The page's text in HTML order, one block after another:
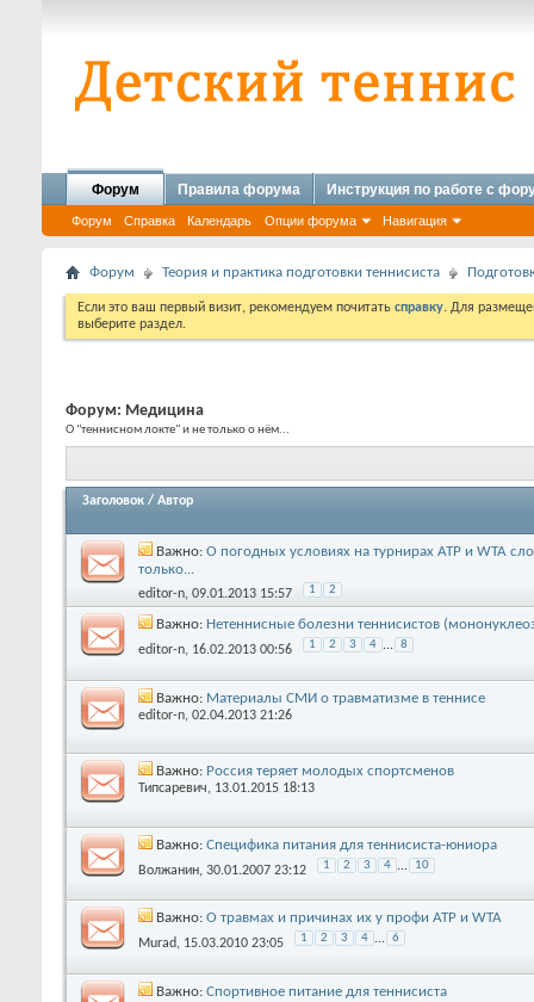
Форум
Форум Справка Календарь Опции форума Навигация
Правила форума Инструкция по работе с
Форум Теория и практика подготовки теннисиста
Если это ваш первый визит, рекомендуем почитать справку. Для
выберите раздел.
Форум: Медицина
О "теннисном локте" и не только о нём...
Заголовок / Автор
Важно: О погодных условиях на турнирах АТР и WTA
только...
editor-n, 09.01.2013 15:57 1 2
Важно: Нетеннисные болезни теннисистов
editor-n, 16.02.2013 00:56 1 2 3 4 ... 8
Важно: Материалы СМИ о травматизме в теннисе
editor-n, 02.04.2013 21:26
Важно: Россия теряет молодых спортсменов
Типсаревич, 13.01.2015 18:13
Важно: Специфика питания для теннисиста-юниора
Волжанин, 30.01.2007 23:12 1 2 3 4 ... 10
Важно: О травмах и причинах их у профи АТР и WTA
Murad, 15.03.2010 23:05 1 2 3 4 ... 6
Важно: Спортивное питание для теннисиста